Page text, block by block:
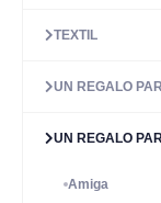
TEXTIL
UN REGALO
UN REGALO
Amiga